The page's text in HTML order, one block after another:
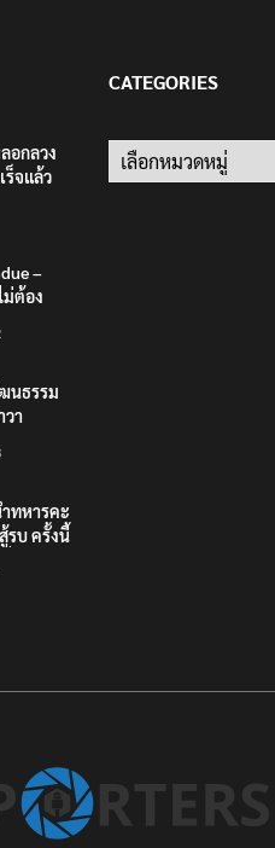
อกลวง
ร็จแล้ว
–
ม่ต้อง
กรุง
นธรรม
วา
ทหารคะ
รบ ครั้งนี้
CATEGORIES
Categories